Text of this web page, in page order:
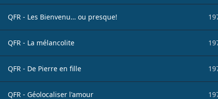
QFR - Les Bienvenu… ou presque!
QFR - La mélancolite
QFR - De Pierre en fille
QFR - Géolocaliser l'amour